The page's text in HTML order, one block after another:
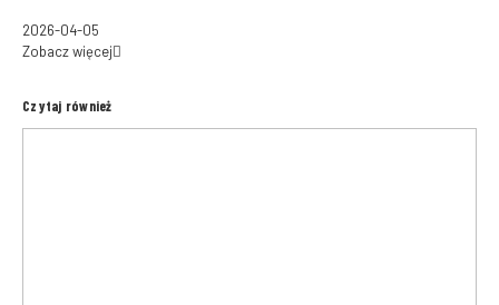
2026-04-05
Zobacz więcej
Czytaj również